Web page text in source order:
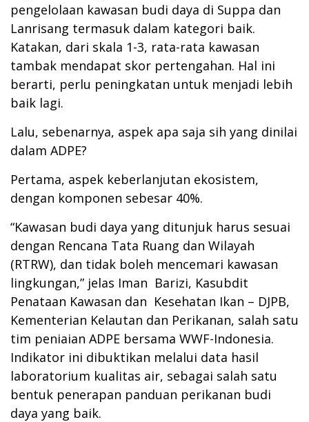
pengelolaan kawasan budi daya di Suppa dan
Lanrisang termasuk dalam kategori baik.
Katakan, dari skala 1-3, rata-rata kawasan
tambak mendapat skor pertengahan. Hal ini
berarti, perlu peningkatan untuk menjadi lebih
baik lagi.
Lalu, sebenarnya, aspek apa saja sih yang dinilai
dalam ADPE?
Pertama, aspek keberlanjutan ekosistem,
dengan komponen sebesar 40%.
“Kawasan budi daya yang ditunjuk harus sesuai
dengan Rencana Tata Ruang dan Wilayah
(RTRW), dan tidak boleh mencemari kawasan
lingkungan,” jelas Iman Barizi, Kasubdit
Penataan Kawasan dan Kesehatan Ikan – DJPB,
Kementerian Kelautan dan Perikanan, salah satu
tim peniaian ADPE bersama WWF-Indonesia.
Indikator ini dibuktikan melalui data hasil
laboratorium kualitas air, sebagai salah satu
bentuk penerapan panduan perikanan budi
daya yang baik.